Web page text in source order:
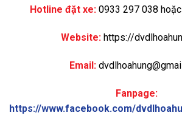
Hotline đặt xe:0933 297 038
Website: https://
Email:
Fanpage:
https://www.facebook.com/